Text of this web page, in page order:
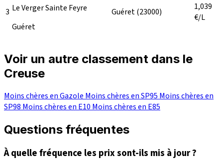
3 Le Verger Sainte Feyre
Guéret
Guéret(23000)
1,039
€/L
Voir un autre classement dans le
Creuse
Moins chères en Gazole Moins chères en SP95 Moins chères en
SP98 Moins chères en E10 Moins chères en E85
Questions fréquentes
À quelle fréquence les prix sont-ils mis à jour ?